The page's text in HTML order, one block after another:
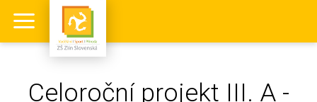
Celoroční projekt III. A -